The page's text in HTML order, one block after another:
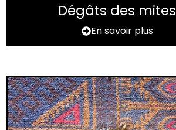
Dégâts des mites
En savoir plus